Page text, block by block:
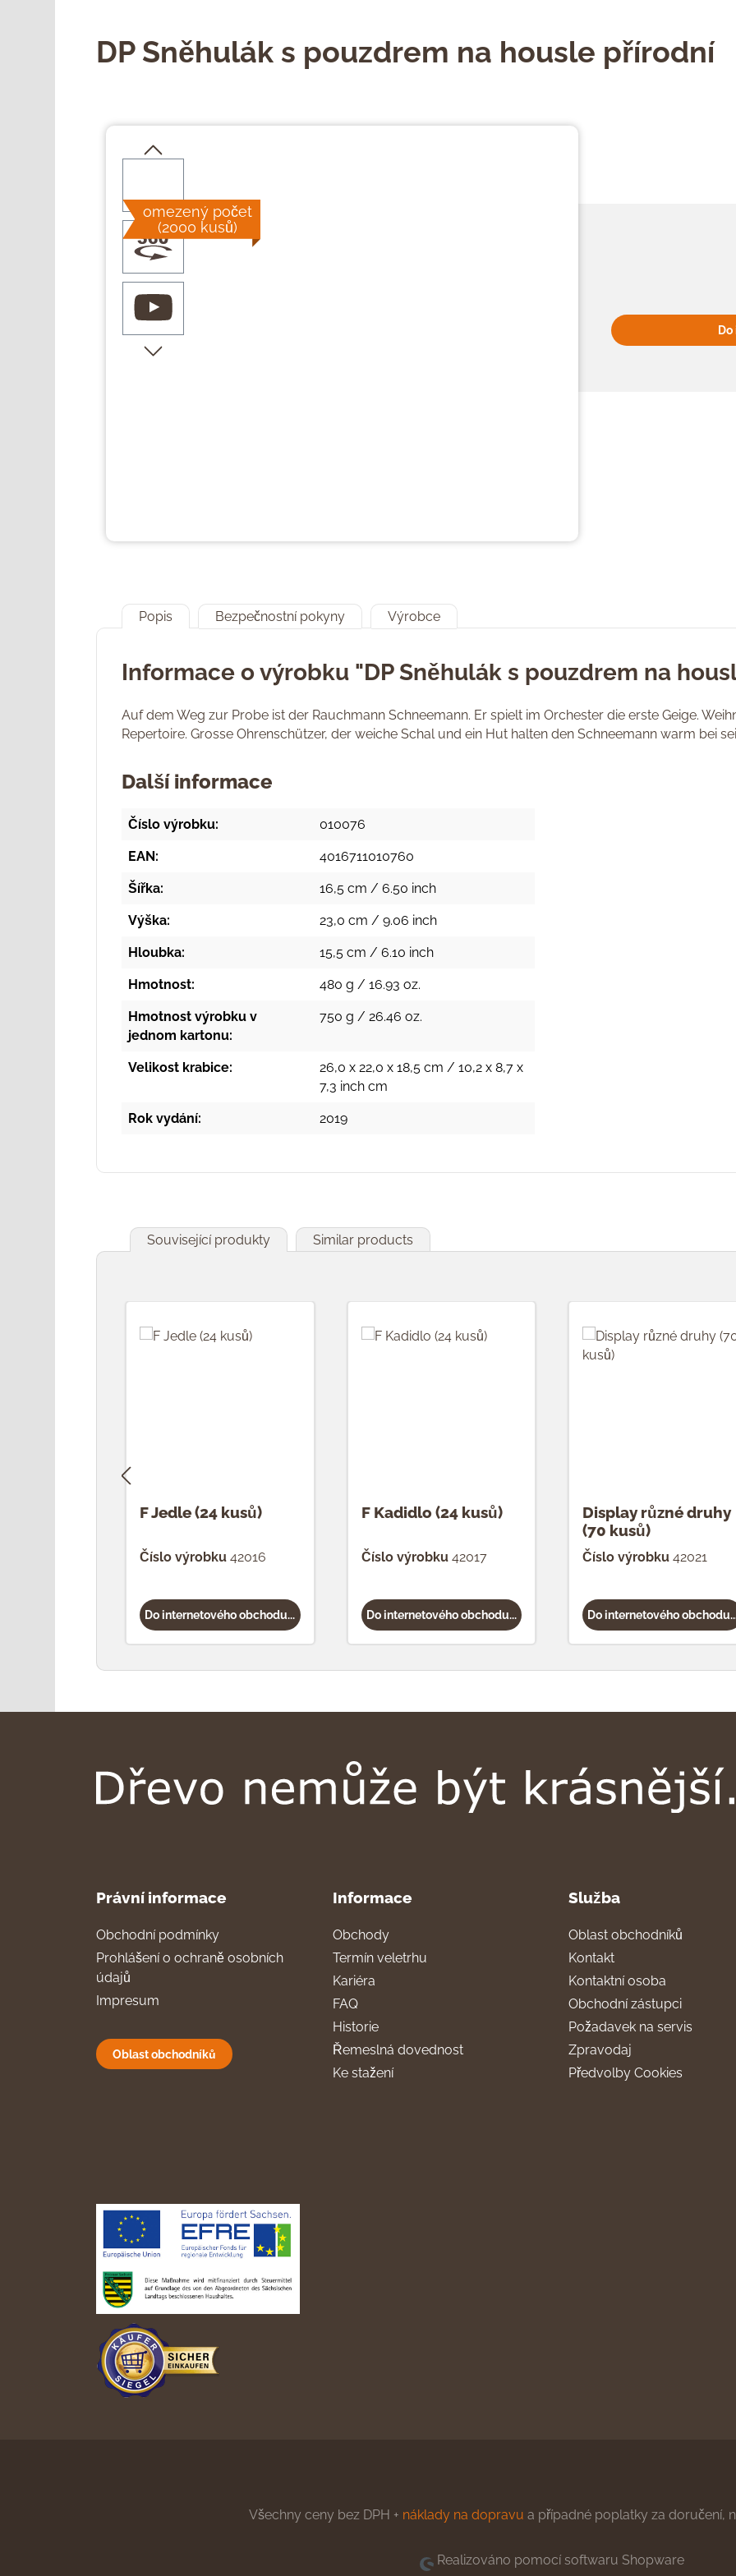
DP Sněhulák s pouzdrem na housle přírodní
omezený počet
(2000 kusů)
Popis Bezpečnostní pokyny Výrobce
Informace o výrobku "DP Sněhulák s pouzdrem na
Auf dem Weg zur Probe ist der Rauchmann Schneemann. Er spielt im Orchester die erste Geige.
Repertoire. Grosse Ohrenschützer, der weiche Schal und ein Hut halten den Schneemann warm bei
Další informace
Číslo výrobku: 010076
EAN: 4016711010760
Šířka: 16,5 cm / 6.50 inch
Výška: 23,0 cm / 9.06 inch
Hloubka: 15,5 cm / 6.10 inch
Hmotnost: 480 g / 16.93 oz.
Hmotnost výrobku v
jednom kartonu:
750 g / 26.46 oz.
Velikost krabice:
26,0 x 22,0 x 18,5 cm / 10,2 x 8,7 x
7,3 inch cm
Rok vydání: 2019
Související produkty Similar products
F Jedle (24 kusů)
Číslo výrobku 42016
Do internetového obchodu...
F Kadidlo (24 kusů)
Číslo výrobku42017
Do internetového obchodu...
Display různé druhy
(70 kusů)
Číslo výrobku42021
Do internetového
Právní informace
Obchodní podmínky
Prohlášení o ochraně osobních
údajů
Impresum
Oblast obchodníků
Informace
Obchody
Termín veletrhu
Kariéra
FAQ
Historie
Řemeslná dovednost
Ke stažení
Služba
Oblast obchodníků
Kontakt
Kontaktní osoba
Obchodní zástupci
Požadavek na servis
Zpravodaj
Předvolby Cookies
Všechny ceny bez DPH + náklady na dopravu a případné poplatky za doručení,
Realizováno pomocí softwaru Shopware